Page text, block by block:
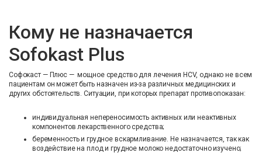
Кому не назначается
Sofokast Plus
Софокаст — Плюс — мощное средство для лечения HCV, однако не всем
пациентам он может быть назначен из-за различных медицинских и
других обстоятельств. Ситуации, при которых препарат противопоказан:
индивидуальная непереносимость активных или неактивных
компонентов лекарственного средства;
беременность и грудное вскармливание. Не назначается, так как
воздействие на плод и грудное молоко недостаточно изучено;